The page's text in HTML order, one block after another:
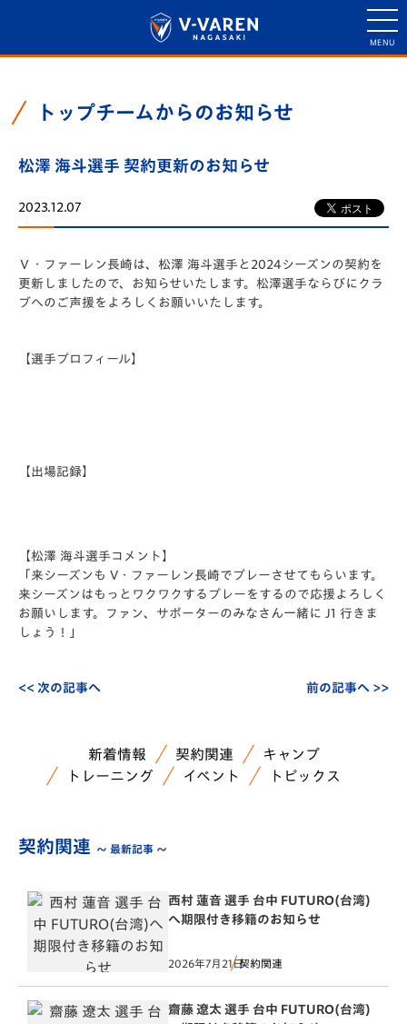
トップチームからのお知らせ
松澤 海斗選手 契約更新のお知らせ
2023.12.07
Ｖ・ファーレン長崎は、松澤 海斗選手と2024シーズンの契約を
更新しましたので、お知らせいたします。松澤選手ならびにクラ
ブへのご声援をよろしくお願いいたします。
【選手プロフィール】
【出場記録】
【松澤 海斗選手コメント】
「来シーズンも V・ファーレン長崎でプレーさせてもらいます。
来シーズンはもっとワクワクするプレーをするので応援よろしく
お願いします。ファン、サポーターのみなさん一緒に J1 行きま
しょう！」
<< 次の記事へ 前の記事へ >>
新着情報 契約関連
キャンプ
トレーニング
イベント トピックス
契約関連 ～ 最新記事 ～
西村 蓮音 選手 台中 FUTURO(台湾)
へ期限付き移籍のお知らせ
2026年7月21日契約関連
齋藤 遼太 選手 台中 FUTURO(台湾)